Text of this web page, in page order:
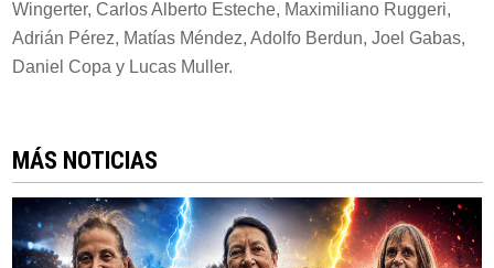
Wingerter, Carlos Alberto Esteche, Maximiliano Ruggeri,
Adrián Pérez, Matías Méndez, Adolfo Berdun, Joel Gabas,
Daniel Copa y Lucas Muller.
MÁS NOTICIAS